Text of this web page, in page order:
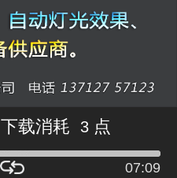
下载消耗 3 点
07:09